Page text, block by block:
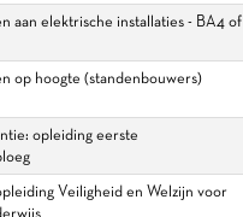
aan elektrische installaties - BA4 of
op hoogte (standenbouwers)
opleiding eerste
Veiligheid en Welzijn voor